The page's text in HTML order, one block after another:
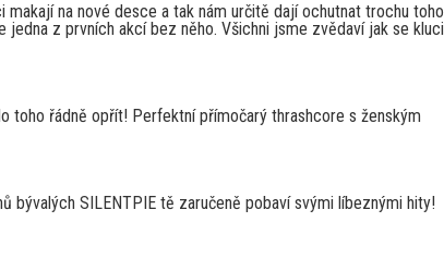
makají na nové desce a tak nám určitě dají ochutnat trochu toho
z prvních akcí bez něho. Všichni jsme zvědaví jak se kluci
toho řádně opřít! Perfektní přímočarý thrashcore s ženským
bývalých SILENTPIE tě zaručeně pobaví svými líbeznými hity!